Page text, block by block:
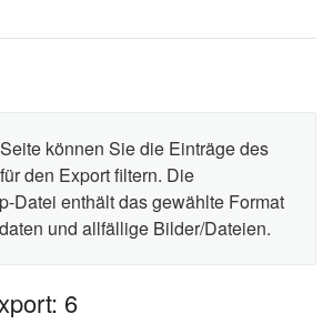
können Sie die Einträge des
den Export filtern. Die
Datei enthält das gewählte Format
und allfällige Bilder/Dateien.
6